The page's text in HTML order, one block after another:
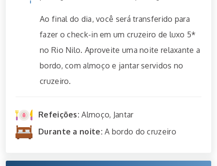
Ao final do dia, você será transferido para
fazer o check-in em um cruzeiro de luxo 5*
no Rio Nilo. Aproveite uma noite relaxante a
bordo, com almoço e jantar servidos no
cruzeiro.
Refeições: Almoço, Jantar
Durante a noite: A bordo do cruzeiro